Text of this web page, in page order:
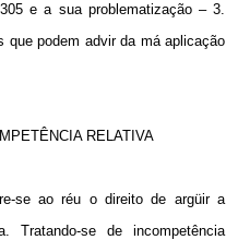
e a sua problematização – 3.
que podem advir da má aplicação
RELATIVA
se ao réu o direito de argüir a
Tratando-se de incompetência